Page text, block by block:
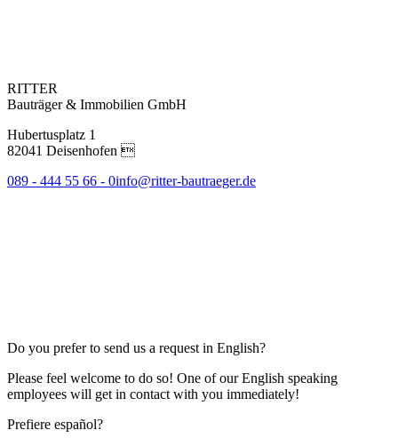
RITTER
Bauträger & Immobilien GmbH
Hubertusplatz 1
82041 Deisenhofen 
089 - 444 55 66 - 0info@ritter-bautraeger.de
Do you prefer to send us a request in English?
Please feel welcome to do so! One of our English speaking
employees will get in contact with you immediately!
Prefiere español?